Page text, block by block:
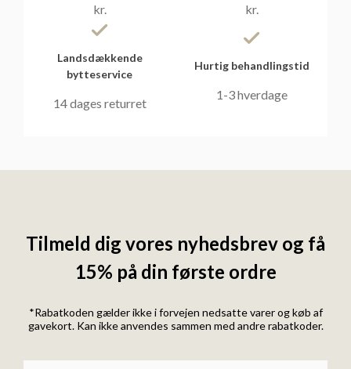
kr.
kr.
Landsdækkende
bytteservice
14 dages returret
Hurtig behandlingstid
1-3 hverdage
Tilmeld dig vores nyhedsbrev og få
15% på din første ordre
*Rabatkoden gælder ikke i forvejen nedsatte varer og køb af
gavekort. Kan ikke anvendes sammen med andre rabatkoder.